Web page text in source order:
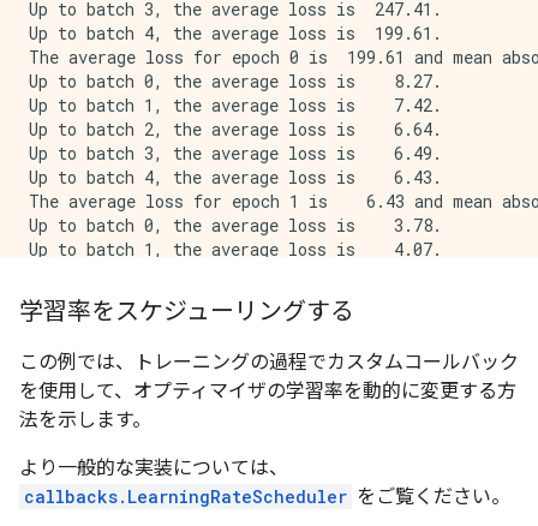
Up to batch 3, the average loss is  247.41.
Up to batch 4, the average loss is  199.61.
The average loss for epoch 0 is  199.61 and mean
Up to batch 0, the average loss is    8.27.
Up to batch 1, the average loss is    7.42.
Up to batch 2, the average loss is    6.64.
Up to batch 3, the average loss is    6.49.
Up to batch 4, the average loss is    6.43.
The average loss for epoch 1 is    6.43 and mean
Up to batch 0, the average loss is    3.78.
Up to batch 1, the average loss is    4.07.
Up to batch 3, the average loss is    4.35.
Up to batch 4, the average loss is    4.22.
Up to batch 0, the average loss is    4.30.
Up to batch 1, the average loss is    6.80.
Up to batch 2, the average loss is    7.85.
Up to batch 4, the average loss is   17.11.
The average loss for epoch 3 is   17.11 and mean
Restoring model weights from the end of the best
学習率をスケジューリングする
この例では、トレーニングの過程でカスタムコールバック
を使用して、オプティマイザの学習率を動的に変更する方
法を示します。
より一般的な実装については、
callbacks.LearningRateScheduler をご覧ください。